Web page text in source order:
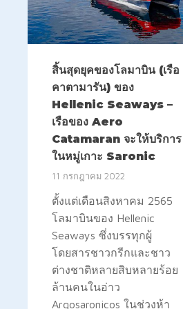
สิ้นสุดยุคของโลมาบิน (เรือ
คาตามารัน) ของ
Hellenic Seaways –
เรือของ Aero
Catamaran จะให้บริการ
ในหมู่เกาะ Saronic
11 กรกฎาคม 2022
ตั้งแต่เดือนสิงหาคม 2565
โลมาบินของ Hellenic
Seaways ซึ่งบรรทุกผู้
โดยสารชาวกรีกและชาว
ต่างชาติหลายสิบหลายร้อย
ล้านคนในอ่าว
Argosaronicos ในช่วงห้า